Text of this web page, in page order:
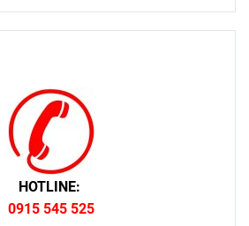
HOTLINE:
0915 545 525